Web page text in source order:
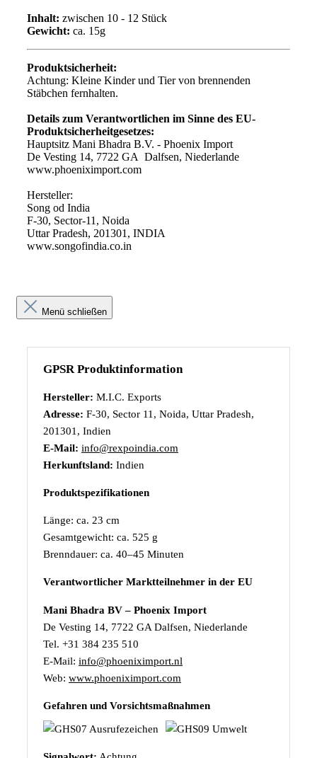
Inhalt: zwischen 10 - 12 Stück
Gewicht: ca. 15g
Produktsicherheit:
Achtung: Kleine Kinder und Tier von brennenden
Stäbchen fernhalten.
Details zum Verantwortlichen im Sinne des EU-
Produktsicherheitgesetzes:
Hauptsitz Mani Bhadra B.V. - Phoenix Import
De Vesting 14, 7722 GA Dalfsen, Niederlande
www.phoeniximport.com
Hersteller:
Song od India
F-30, Sector-11, Noida
Uttar Pradesh, 201301, INDIA
www.songofindia.co.in
Menü schließen
GPSR Produktinformation
Hersteller: M.I.C. Exports
Adresse: F-30, Sector 11, Noida, Uttar Pradesh,
201301, Indien
E-Mail: info@rexpoindia.com
Herkunftsland: Indien
Produktspezifikationen
Länge: ca. 23 cm
Gesamtgewicht: ca. 525 g
Brenndauer: ca. 40–45 Minuten
Verantwortlicher Marktteilnehmer in der EU
Mani Bhadra BV – Phoenix Import
De Vesting 14, 7722 GA Dalfsen, Niederlande
Tel. +31 384 235 510
E-Mail: info@phoeniximport.nl
Web: www.phoeniximport.com
Gefahren und Vorsichtsmaßnahmen